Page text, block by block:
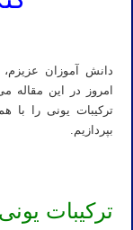
دانش آموزان
امروز در این
ترکیبات یونی را با
بپردازیم.
ترکیبات یونی